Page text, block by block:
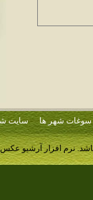
سوغات شهر ها سایت
نرم افزار آرشیو